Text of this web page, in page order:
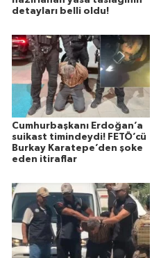
detayları belli oldu!
Cumhurbaşkanı Erdoğan’a
suikast timindeydi! FETÖ’cü
Burkay Karatepe’den şoke
eden itiraflar